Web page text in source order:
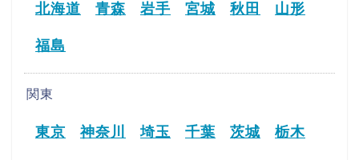
北海道 青森 岩手 宮城 秋田 山形
福島
関東
東京 神奈川 埼玉 千葉 茨城 栃木